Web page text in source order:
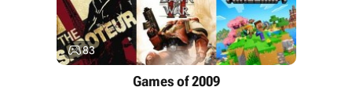
83
Games of 2009